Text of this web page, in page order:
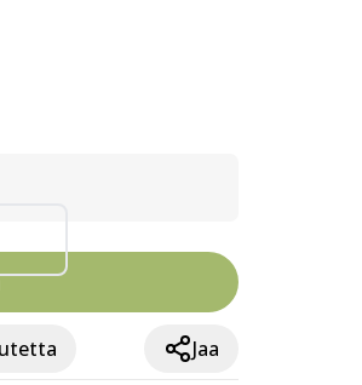
Jaa